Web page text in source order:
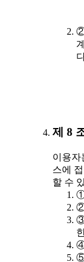
②
제 8
이용자
스에
할 수
①
②
③
④
⑤